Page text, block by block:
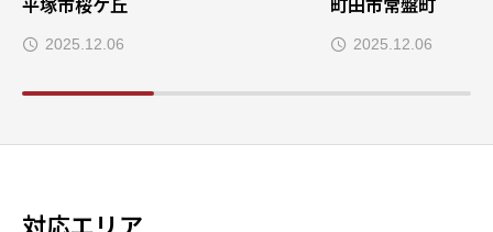
平塚市桜ケ丘
2025.12.06
町田市常盤町
2025.12.06